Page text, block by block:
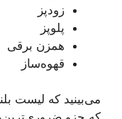
زودپز
پلوپز
همزن برقی
قهوه‌ساز
می‌بینید که لیست